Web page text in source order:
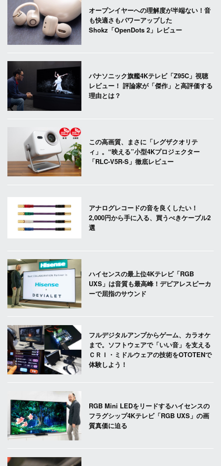
オープンイヤーへの理解度が半端ない！音
も快適さもパワーアップした
Shokz「OpenDots 2」レビュー
パナソニック旗艦4Kテレビ「Z95C」視聴
レビュー！ 評論家が「傑作」と高評価する
理由とは？
この高画質、まさに「レグザクオリテ
ィ」。“映える”小型4Kプロジェクター
「RLC-V5R-S」徹底レビュー
アナログレコードの音を良くしたい！
2,000円から手に入る、買うべきケーブル2
選
ハイセンスの最上位4Kテレビ「RGB
UXS」は音質も最高峰！デビアレスピーカ
ーで屈指のサウンド
フルデジタルアンプからゲーム、カラオケ
まで。ソフトウェアで「いい音」を支える
ＣＲＩ・ミドルウェアの技術をOTOTENで
体験しよう！
RGB Mini LEDをリードするハイセンスの
フラグシップ4Kテレビ「RGB UXS」の画
質真価に迫る